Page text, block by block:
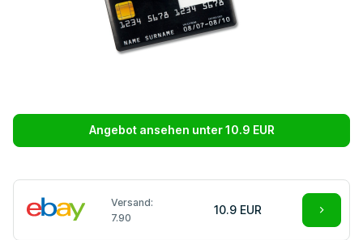
Angebot ansehen unter 10.9 EUR
Versand:
7.90
10.9 EUR